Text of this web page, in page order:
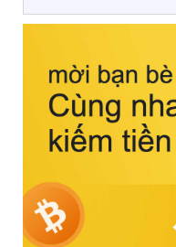
này, bạn sẽ cảm
hồi chuẩn xác của
cột sống.
Bên cạnh đó, việc
sản phẩm đạt
tế còn giúp ngăn
khuẩn và nấm
thời tiết nóng ẩm.
thêm các nghiên
động của giấc